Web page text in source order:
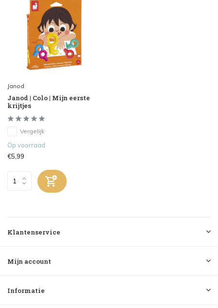
Janod
Janod | Colo | Mijn eerste
krijtjes
Vergelijk
Op voorraad
€5,99
Klantenservice
Mijn account
Informatie